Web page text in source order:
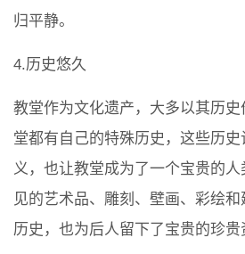
归平静。
4.历史悠久
教堂作为文化遗产，大多以其历
堂都有自己的特殊历史，这些历
义，也让教堂成为了一个宝贵的
见的艺术品、雕刻、壁画、彩绘
历史，也为后人留下了宝贵的珍贵